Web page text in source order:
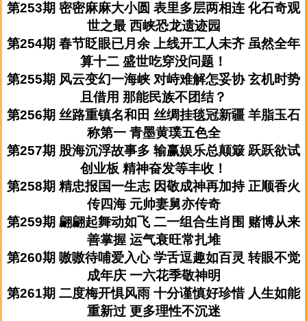
第253期 密密麻麻大小圆 表里多层两相连 化石奇观
世之最 西峡恐龙遗迹园
第254期 春节眨眼已月余 上线开工人未齐 虽然全年
算十二 盛世吃穿没问题！
第255期 风云变幻一海峡 对峙难解怎妥协 玄机时势
且借用 那能民族不团结？
第256期 丝路重镇名和田 丝绸挂毯冠新疆 羊脂玉石
称第一 青墨黄璞五色全
第257期 股海沉浮故事多 输赢娱乐总颠簸 跃跃欲试
创业板 精神奋发等丰收！
第258期 精忠报国一生志 因敬成神再加持 正顺香火
传四海 元帅妻舅亦传奇
第259期 翩翩起舞动如飞 二一组合生肖围 赌博从来
善掌握 运气衰旺常扎堆
第260期 嗷嗷待哺爱入心 学舌逗趣如百灵 转眼不觉
成年庆 一六花季敬神明
第261期 二度梅开惧风雨 十分谨慎好珍惜 人生如能
重新过 更多理性不沉迷